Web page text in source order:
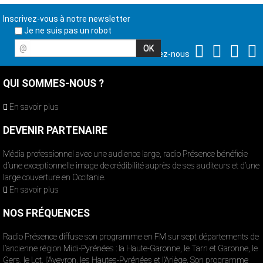
Inscrivez-vous à notre newsletter
Je ne suis pas un robot
@
Suivez-nous
QUI SOMMES-NOUS ?
En savoir plus
DEVENIR PARTENAIRE
Média professionnel avec une audience large, radio Présence bénéficie
d’une exceptionnelle image de crédibilité auprès de ses auditeurs et d’une
large couverture en Occitanie.
En savoir plus
NOS FRÉQUENCES
Radio Présence diffuse son programme en FM sur sept départements de
l’ancienne région Midi-Pyrénées : la Haute-Garonne, le Tarn et Garonne, le
Gers, le Lot, l’Aveyron, les Hautes-Pyrénées et l’Ariège. Son programme